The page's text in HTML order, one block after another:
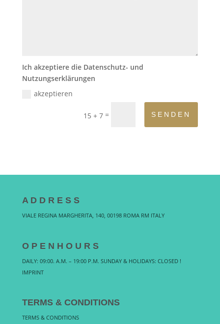
Ich akzeptiere die Datenschutz- und
Nutzungserklärungen
akzeptieren
15 + 7 = SENDEN
A D D R E S S
VIALE REGINA MARGHERITA, 140, 00198 ROMA RM ITALY
O P E N H O U R S
DAILY: 09:00. A.M. – 19:00 P.M. SUNDAY & HOLIDAYS: CLOSED !
IMPRINT
TERMS & CONDITIONS
TERMS & CONDITIONS